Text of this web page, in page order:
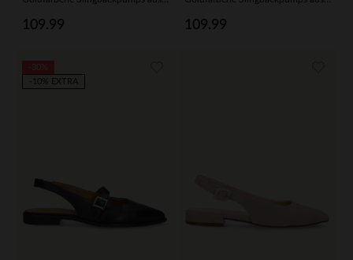
109.99 109.99
-10% EXTRA